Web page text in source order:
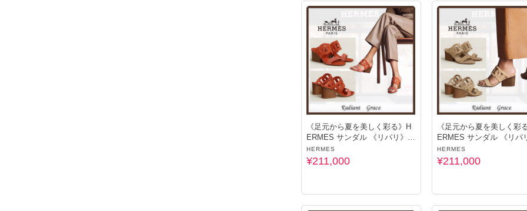
エルメスのレザーブレスレットは、シンプルな旅コーデに
シャネルのココマーク入りブレスレットはディナーやショ
「何を着て行こう」「どんな場面でも安心できるアイテムが
そんな悩みに寄り添いながら、当店ではきめ細やかで丁寧
人気商品は旅シーズンに入ると完売しやすいため、早めの
あなたらしい“旅のおとも”を、ぜひ見つけてくださいね♪
《足元から夏を美しく彩る》H
ERMES サンダル 《リパリ》 7
0
HERMES
¥211,000
《足元から夏を美しく彩
ERMES サンダル 《リパ
0
HERMES
¥211,000